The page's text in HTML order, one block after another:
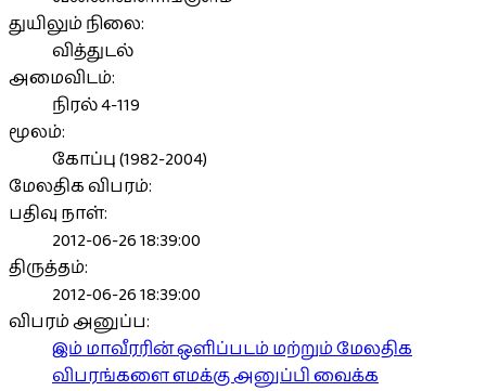
துயிலும் நிலை:
வித்துடல்
அமைவிடம்:
நிரல் 4-119
மூலம்:
கோப்பு (1982-2004)
மேலதிக விபரம்:
பதிவு நாள்:
2012-06-26 18:39:00
திருத்தம்:
2012-06-26 18:39:00
விபரம் அனுப்ப:
இம் மாவீரரின் ஒளிப்படம் மற்றும் மேலதிக
விபரங்களை எமக்கு அனுப்பி வைக்க